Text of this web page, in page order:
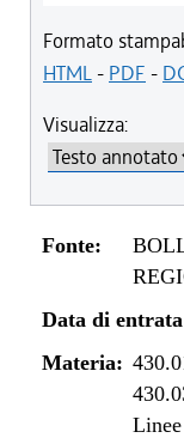
Formato
HTML- PDF -
Visualizza:
Fonte:
Data di
Materia: